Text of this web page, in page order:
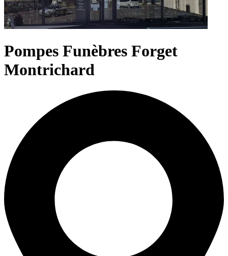
Pompes Funèbres Forget
Montrichard